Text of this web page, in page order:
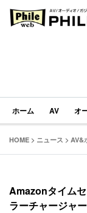
PHILE WEB｜
ホーム AV オ
HOME > ニュース > AV&
Amazonタイム
ラーチャージャ